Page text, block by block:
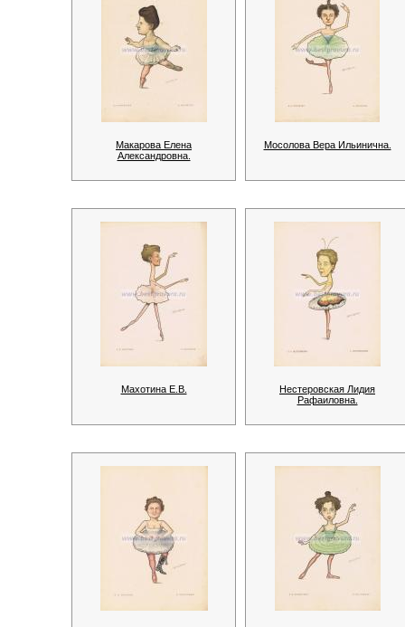
Макарова Елена
Александровна.
Мосолова Вера Ильинична.
Махотина Е.В.
Нестеровская Лидия
Рафаиловна.